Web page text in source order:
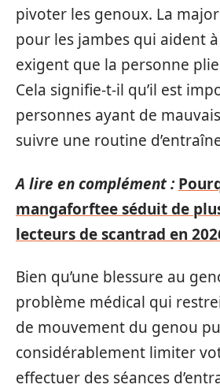
pivoter les genoux. La
pour les jambes qui aident
exigent que la personne
Cela signifie-t-il qu’il est
personnes ayant de
suivre une routine
A lire en complément :
mangaforftee séduit de
lecteurs de scantrad en
Bien qu’une blessure au
problème médical qui
de mouvement du genou
considérablement limiter
effectuer des séances